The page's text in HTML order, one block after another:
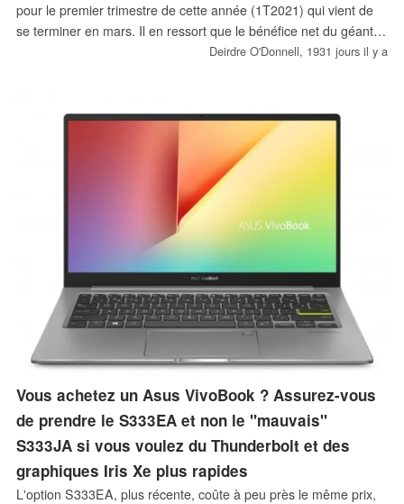
pour le premier trimestre de cette année (1T2021) qui vient de
se terminer en mars. Il en ressort que le bénéfice net du géant
des puces est de 3,4 milliards de dollars US, soit 41% de moins
informatique est en hausse de 8%.
Deirdre O'Donnell, 1931 jours il y a
Vous achetez un Asus VivoBook ? Assurez-vous
de prendre le S333EA et non le "mauvais"
S333JA si vous voulez du Thunderbolt et des
graphiques Iris Xe plus rapides
L'option S333EA, plus récente, coûte à peu près le même prix,